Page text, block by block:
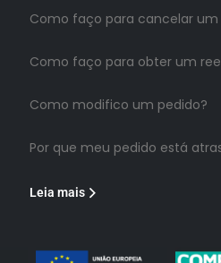
Como faço para cancelar um
Como faço para obter um
Como modifico um pedido?
Por que meu pedido está
Leia mais